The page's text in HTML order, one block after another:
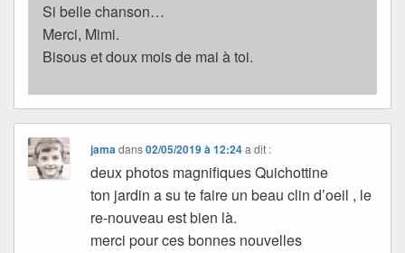
Si belle chanson…
Merci, Mimi.
Bisous et doux mois de mai à toi.
jamadans02/05/2019 à 12:24 a dit :
deux photos magnifiques Quichottine
ton jardin a su te faire un beau clin d’oeil , le
re-nouveau est bien là.
merci pour ces bonnes nouvelles